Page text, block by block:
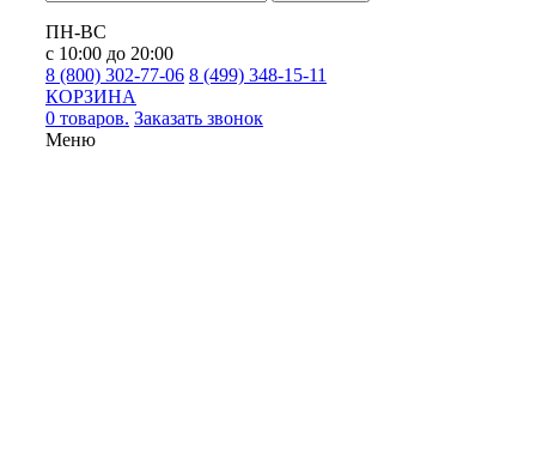
ПН-ВС
с 10:00 до 20:00
8 (800) 302-77-06 8 (499) 348-15-11
КОРЗИНА
0 товаров. Заказать звонок
Меню